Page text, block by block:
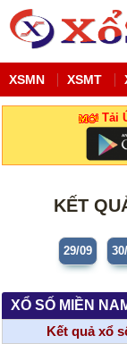
XSMN XSMT
Tải
KẾT
29/09
XỔ SỐ MIỀN
Kết quả xổ